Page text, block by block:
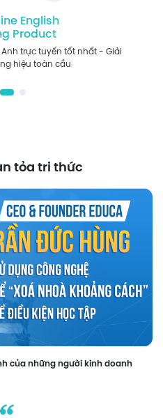
English
Product
trực tuyến tốt nhất - Giải
hiệu toàn cầu
tỏa tri thức
của những người kinh doanh